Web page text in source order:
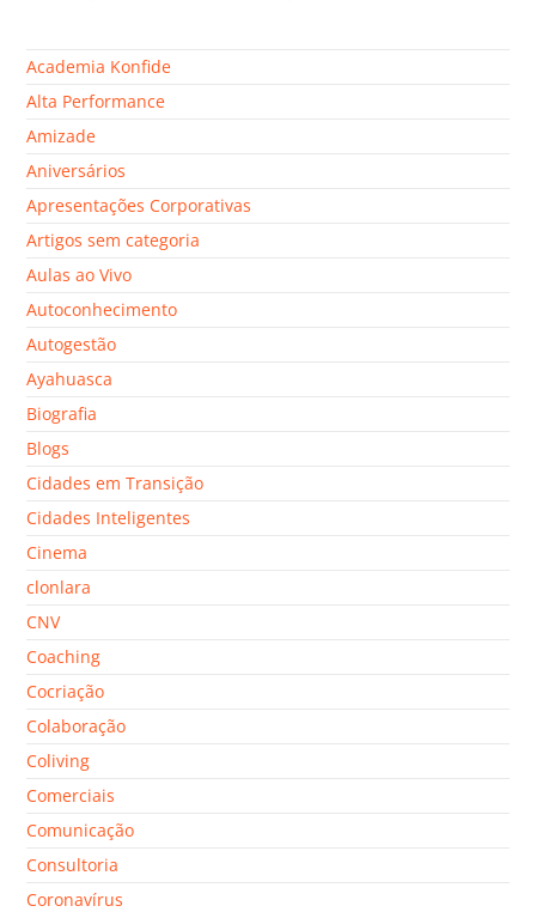
Academia Konfide
Alta Performance
Amizade
Aniversários
Apresentações Corporativas
Artigos sem categoria
Aulas ao Vivo
Autoconhecimento
Autogestão
Ayahuasca
Biografia
Blogs
Cidades em Transição
Cidades Inteligentes
Cinema
clonlara
CNV
Coaching
Cocriação
Colaboração
Coliving
Comerciais
Comunicação
Consultoria
Coronavírus